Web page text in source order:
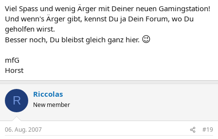
Viel Spass und wenig Ärger mit Deiner neuen Gamingstation!
Und wenn's Ärger gibt, kennst Du ja Dein Forum, wo Du
geholfen wirst.
Besser noch, Du bleibst gleich ganz hier. 😉
mfG
Horst
R Riccolas
New member
06. Aug. 2007 #19